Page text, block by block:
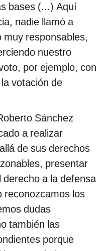
bases (...) Aquí
nadie llamó a
responsables,
nuestro
por ejemplo, con
votación de
Sánchez
a realizar
de sus derechos
presentar
a la defensa
reconozcamos los
dudas
también las
porque